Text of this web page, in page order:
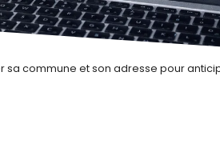
sa commune et son adresse pour